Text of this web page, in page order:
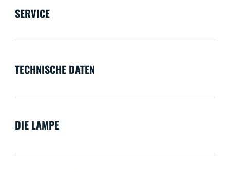
SERVICE
TECHNISCHE DATEN
DIE LAMPE